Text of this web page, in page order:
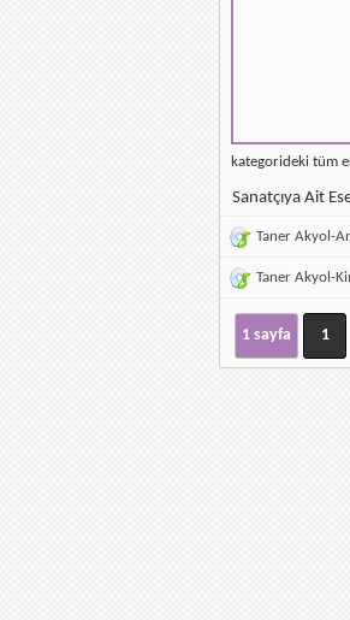
kategorideki tüm
Sanatçıya Ait
Taner Akyol-
Taner Akyol-
1 sayfa 1